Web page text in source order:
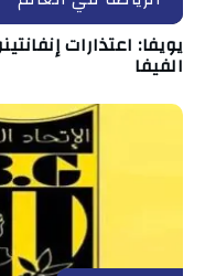
يويفا: اعتذارات
الفيفا